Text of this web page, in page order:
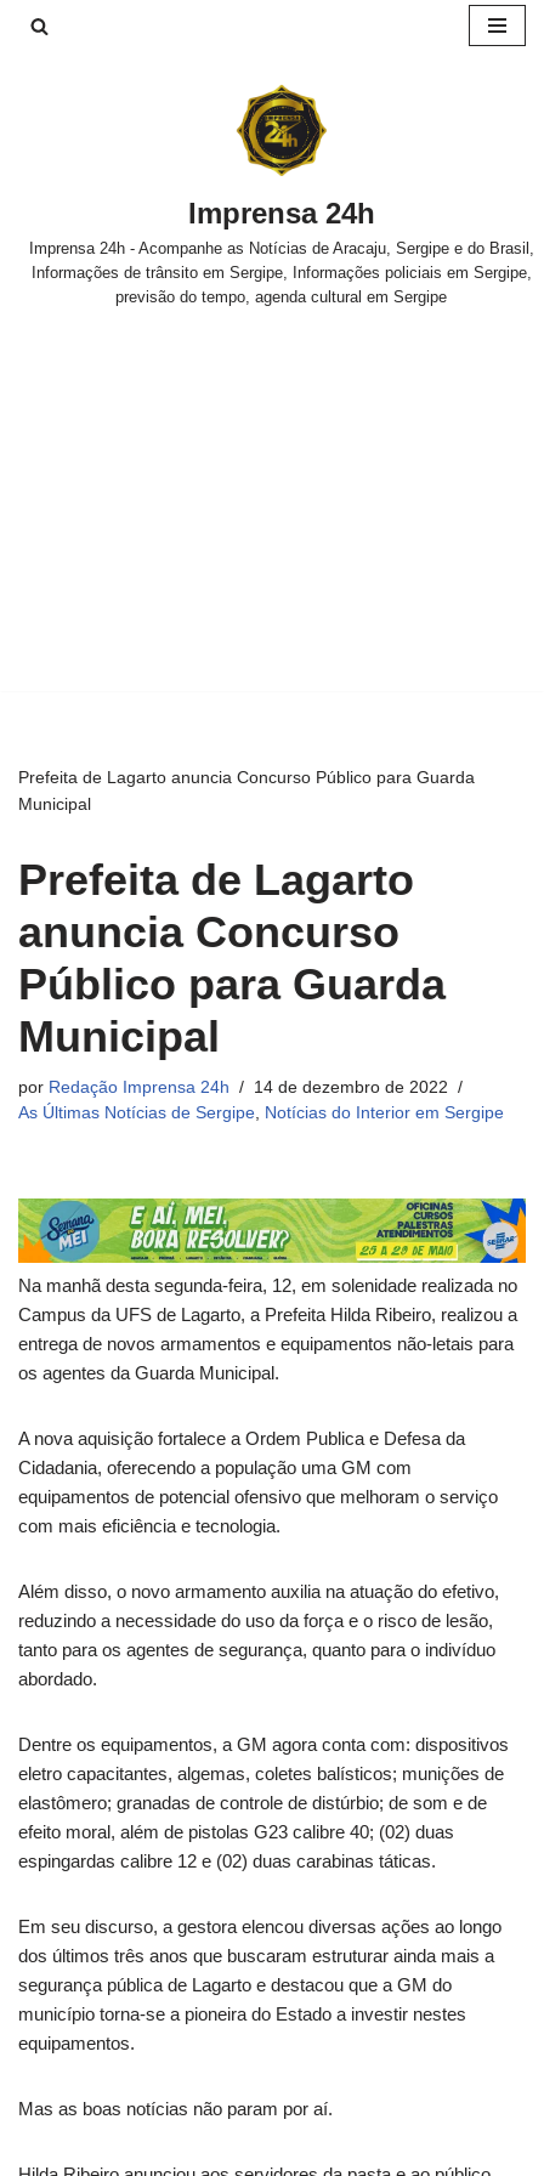
Imprensa 24h
Imprensa 24h - Acompanhe as Notícias de Aracaju, Sergipe e do Brasil,
Informações de trânsito em Sergipe, Informações policiais em Sergipe,
previsão do tempo, agenda cultural em Sergipe
Prefeita de Lagarto anuncia Concurso Público para Guarda
Municipal
Prefeita de Lagarto
anuncia Concurso
Público para Guarda
Municipal
por Redação Imprensa 24h
14 de dezembro de 2022
As Últimas Notícias de Sergipe, Notícias do Interior em Sergipe
Na manhã desta segunda-feira, 12, em solenidade realizada no
Campus da UFS de Lagarto, a Prefeita Hilda Ribeiro, realizou a
entrega de novos armamentos e equipamentos não-letais para
os agentes da Guarda Municipal.
A nova aquisição fortalece a Ordem Publica e Defesa da
Cidadania, oferecendo a população uma GM com
equipamentos de potencial ofensivo que melhoram o serviço
com mais eficiência e tecnologia.
Além disso, o novo armamento auxilia na atuação do efetivo,
reduzindo a necessidade do uso da força e o risco de lesão,
tanto para os agentes de segurança, quanto para o indivíduo
abordado.
Dentre os equipamentos, a GM agora conta com: dispositivos
eletro capacitantes, algemas, coletes balísticos; munições de
elastômero; granadas de controle de distúrbio; de som e de
efeito moral, além de pistolas G23 calibre 40; (02) duas
espingardas calibre 12 e (02) duas carabinas táticas.
Em seu discurso, a gestora elencou diversas ações ao longo
dos últimos três anos que buscaram estruturar ainda mais a
segurança pública de Lagarto e destacou que a GM do
município torna-se a pioneira do Estado a investir nestes
equipamentos.
Mas as boas notícias não param por aí.